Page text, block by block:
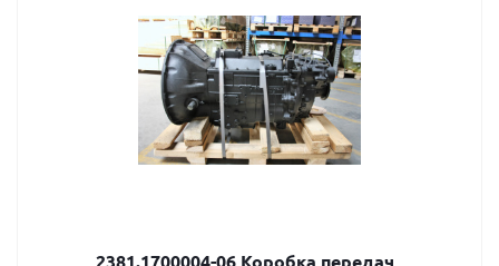
2381.1700004-06 Коробка передач